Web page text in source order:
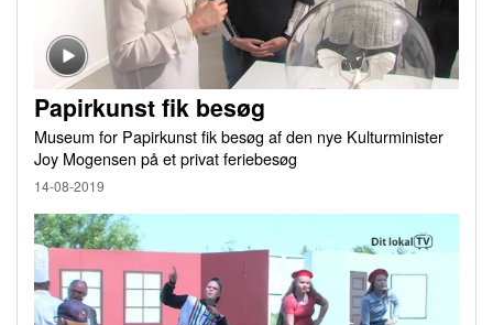
Papirkunst fik besøg
Museum for Papirkunst fik besøg af den nye Kulturminister
Joy Mogensen på et privat feriebesøg
14-08-2019